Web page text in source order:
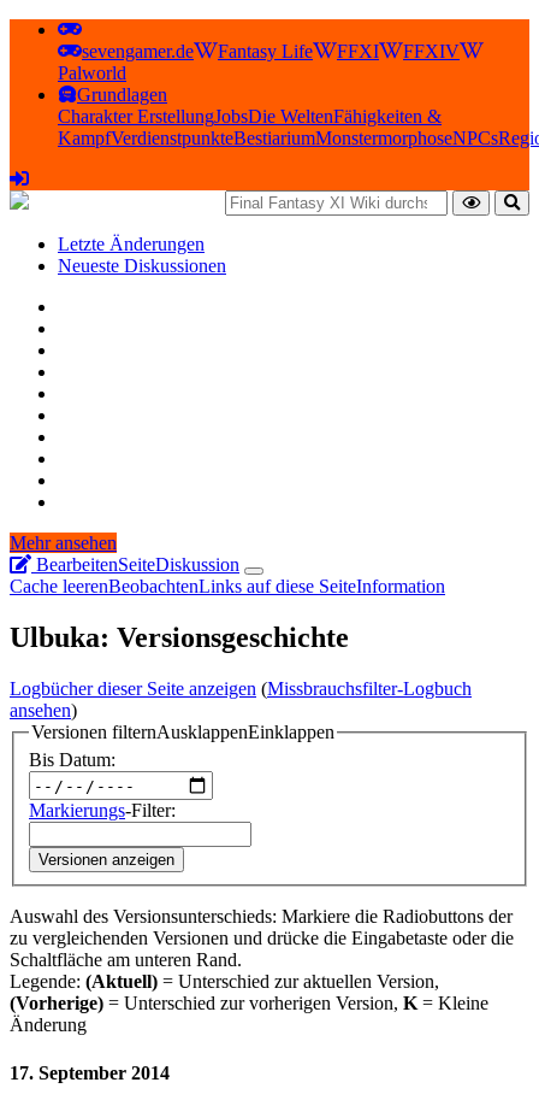
sevengamer.de Fantasy Life FFXI
FFXIV
Palworld
Grundlagen
Charakter ErstellungJobsDie WeltenFähigkeiten &
KampfVerdienstpunkteBestiariumMonstermorphoseNPCs
Letzte Änderungen
Neueste Diskussionen
Mehr ansehen
BearbeitenSeiteDiskussion
Cache leerenBeobachtenLinks auf diese SeiteInformation
Ulbuka: Versionsgeschichte
Logbücher dieser Seite anzeigen (Missbrauchsfilter-Logbuch
ansehen)
Versionen filternAusklappenEinklappen
Bis Datum:
Markierungs-Filter:
Versionen anzeigen
Auswahl des Versionsunterschieds: Markiere die Radiobuttons der
zu vergleichenden Versionen und drücke die Eingabetaste oder die
Schaltfläche am unteren Rand.
Legende: (Aktuell) = Unterschied zur aktuellen Version,
(Vorherige) = Unterschied zur vorherigen Version, K= Kleine
Änderung
17. September 2014